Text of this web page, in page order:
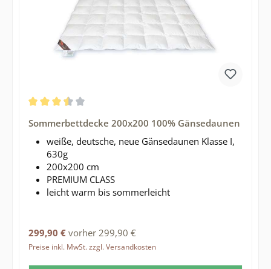
Sommerbettdecke 200x200 100% Gänsedaunen
weiße, deutsche, neue Gänsedaunen Klasse I,
630g
200x200 cm
PREMIUM CLASS
leicht warm bis sommerleicht
Regulärer Preis:
299,90 € vorher 299,90 €
Preise inkl. MwSt. zzgl. Versandkosten